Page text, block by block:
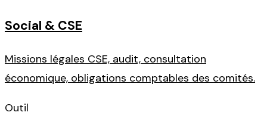
Social & CSE
Missions légales CSE, audit, consultation
économique, obligations comptables des comités.
Outil